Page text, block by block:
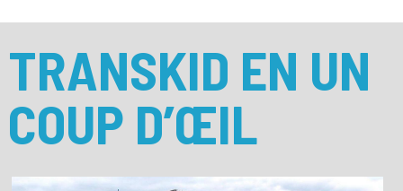
TRANSKID EN UN
COUP D’ŒIL